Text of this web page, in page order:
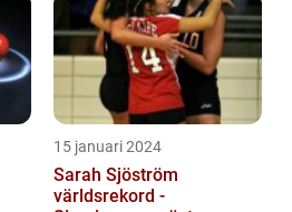
15 januari 2024
Sarah Sjöström
världsrekord -